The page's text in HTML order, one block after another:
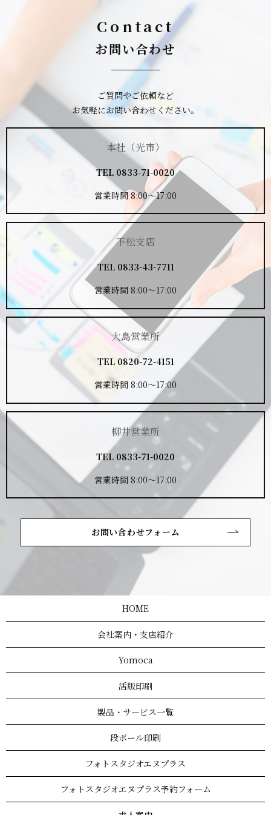
Contact
お問い合わせ
ご質問やご依頼など
お気軽にお問い合わせください。
本社（光市）
TEL 0833-71-0020
営業時間 8:00～17:00
下松支店
TEL 0833-43-7711
営業時間 8:00～17:00
大島営業所
TEL 0820-72-4151
営業時間 8:00～17:00
柳井営業所
TEL 0833-71-0020
営業時間 8:00～17:00
お問い合わせフォーム
HOME
会社案内・支店紹介
Yomoca
活版印刷
製品・サービス一覧
段ボール印刷
フォトスタジオエヌプラス
フォトスタジオエヌプラス予約フォーム